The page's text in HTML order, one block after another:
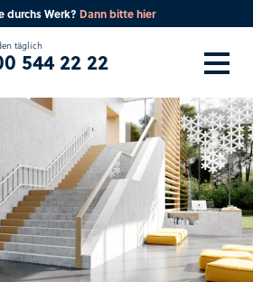
durchs Werk? Dann bitte hier
täglich
544 22 22
Sie suchen eine Beratung vor Ort?
Beratung